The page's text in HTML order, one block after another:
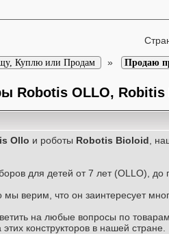
Куплю или Продам » Продаю
Robotis OLLO, Robitis
Ollo и роботы Robotis Bioloid ,
для детей от 7 лет (OLLO),
верим, что он заинтересует
на любые вопросы по товарам.
конструкторов в нашей стране.